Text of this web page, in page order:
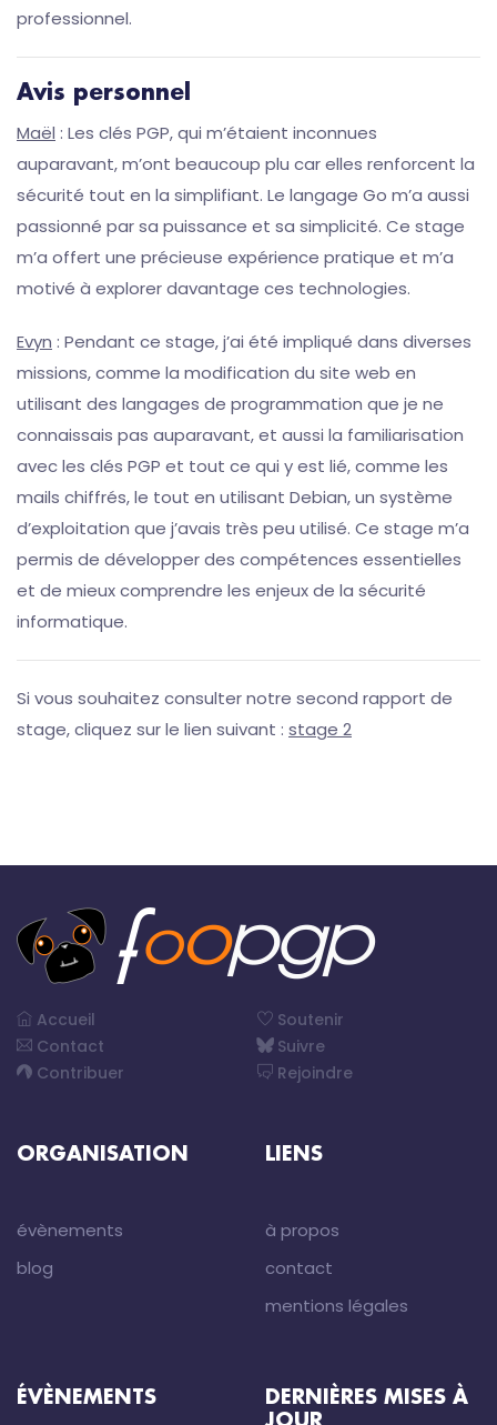
professionnel.
Avis personnel
Maël : Les clés PGP, qui m’étaient inconnues
auparavant, m’ont beaucoup plu car elles renforcent la
sécurité tout en la simplifiant. Le langage Go m’a aussi
passionné par sa puissance et sa simplicité. Ce stage
m’a offert une précieuse expérience pratique et m’a
motivé à explorer davantage ces technologies.
Evyn : Pendant ce stage, j’ai été impliqué dans diverses
missions, comme la modification du site web en
utilisant des langages de programmation que je ne
connaissais pas auparavant, et aussi la familiarisation
avec les clés PGP et tout ce qui y est lié, comme les
mails chiffrés, le tout en utilisant Debian, un système
d’exploitation que j’avais très peu utilisé. Ce stage m’a
permis de développer des compétences essentielles
et de mieux comprendre les enjeux de la sécurité
informatique.
Si vous souhaitez consulter notre second rapport de
stage, cliquez sur le lien suivant : stage 2
Accueil
Contact
Contribuer
Soutenir
Suivre
Rejoindre
ORGANISATION
évènements
blog
LIENS
à propos
contact
mentions légales
ÉVÈNEMENTS
DERNIÈRES MISES À